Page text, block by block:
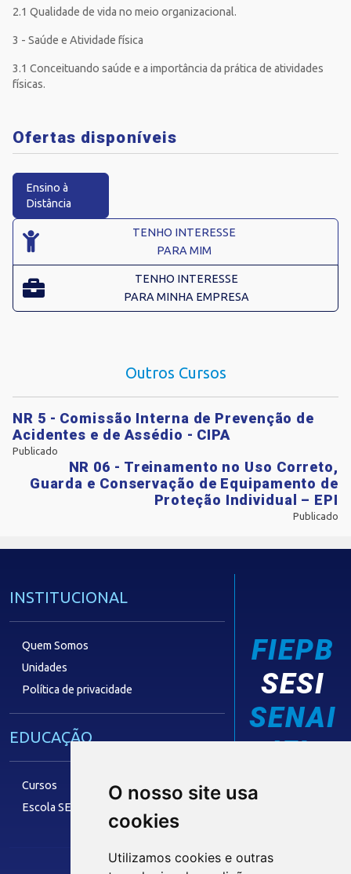
O nosso site usa
cookies
Utilizamos cookies e outras
2.1 Qualidade de vida no meio organizacional.
3 - Saúde e Atividade física
3.1 Conceituando saúde e a importância da prática de atividades
físicas.
Ofertas disponíveis
Ensino à
Distância
TENHO INTERESSE
PARA MIM
TENHO INTERESSE
PARA MINHA EMPRESA
Outros Cursos
NR 5 - Comissão Interna de Prevenção de
Acidentes e de Assédio - CIPA
Publicado
NR 06 - Treinamento no Uso Correto,
Guarda e Conservação de Equipamento de
Proteção Individual – EPI
Publicado
INSTITUCIONAL
Quem Somos
Unidades
Política de privacidade
EDUCAÇÃO
Cursos
Escola SESI
FIEPB
SESI
SENAI
IEL